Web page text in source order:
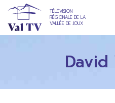
TÉLÉVISION
RÉGIONALE DE LA
VALLÉE DE JOUX